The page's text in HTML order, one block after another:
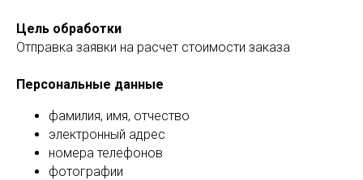
Цель обработки
Отправка заявки на расчет стоимости заказа
Персональные данные
фамилия, имя, отчество
электронный адрес
номера телефонов
фотографии